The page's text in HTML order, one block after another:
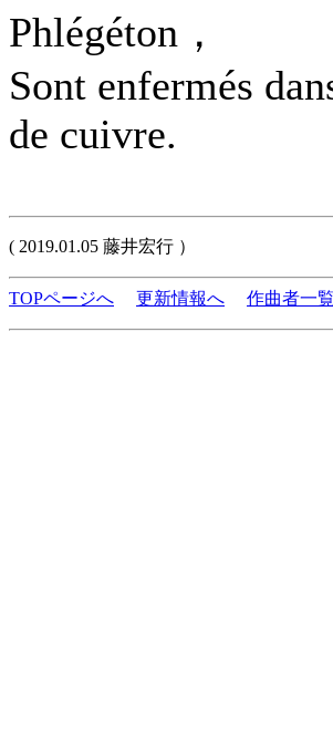
Phlégéton，
Sont enfermés
de cuivre.
( 2019.01.05 藤井宏行 ）
TOPページへ 更新情報へ 作曲者一